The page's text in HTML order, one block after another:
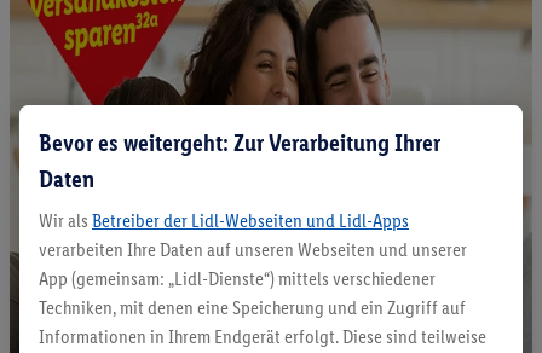
Bevor es weitergeht: Zur Verarbeitung Ihrer
Daten
Wir als Betreiber der Lidl-Webseiten und Lidl-Apps
verarbeiten Ihre Daten auf unseren Webseiten und unserer
App (gemeinsam: „Lidl-Dienste“) mittels verschiedener
Techniken, mit denen eine Speicherung und ein Zugriff auf
Informationen in Ihrem Endgerät erfolgt. Diese sind teilweise